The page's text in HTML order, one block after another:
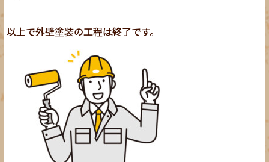
以上で外壁塗装の工程は終了です。